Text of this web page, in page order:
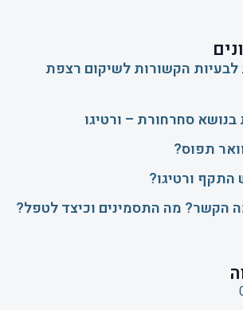
הקשורות לשיקום רצפת
סחרחורת – ורטיגו
תפוס?
ורטיגו?
הקשר? מה התסמינים וכיצד לטפל?